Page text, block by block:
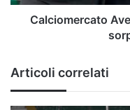
Calciomercato
Articoli correlati